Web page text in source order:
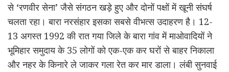
से ‘रणवीर सेना’ जैसे संगठन खड़े हुए और दोनों पक्षों में खूनी संघर्ष
चलता रहा। बारा नरसंहार इसका सबसे वीभत्स उदाहरण है। 12-
13 अगस्त 1992 की रात गया जिले के बारा गांव में माओवादियों ने
भूमिहार समुदाय के 35 लोगों को एक-एक कर घरों से बाहर निकाला
और नहर के किनारे ले जाकर गला रेत कर मार डाला। लंबी सुनवाई